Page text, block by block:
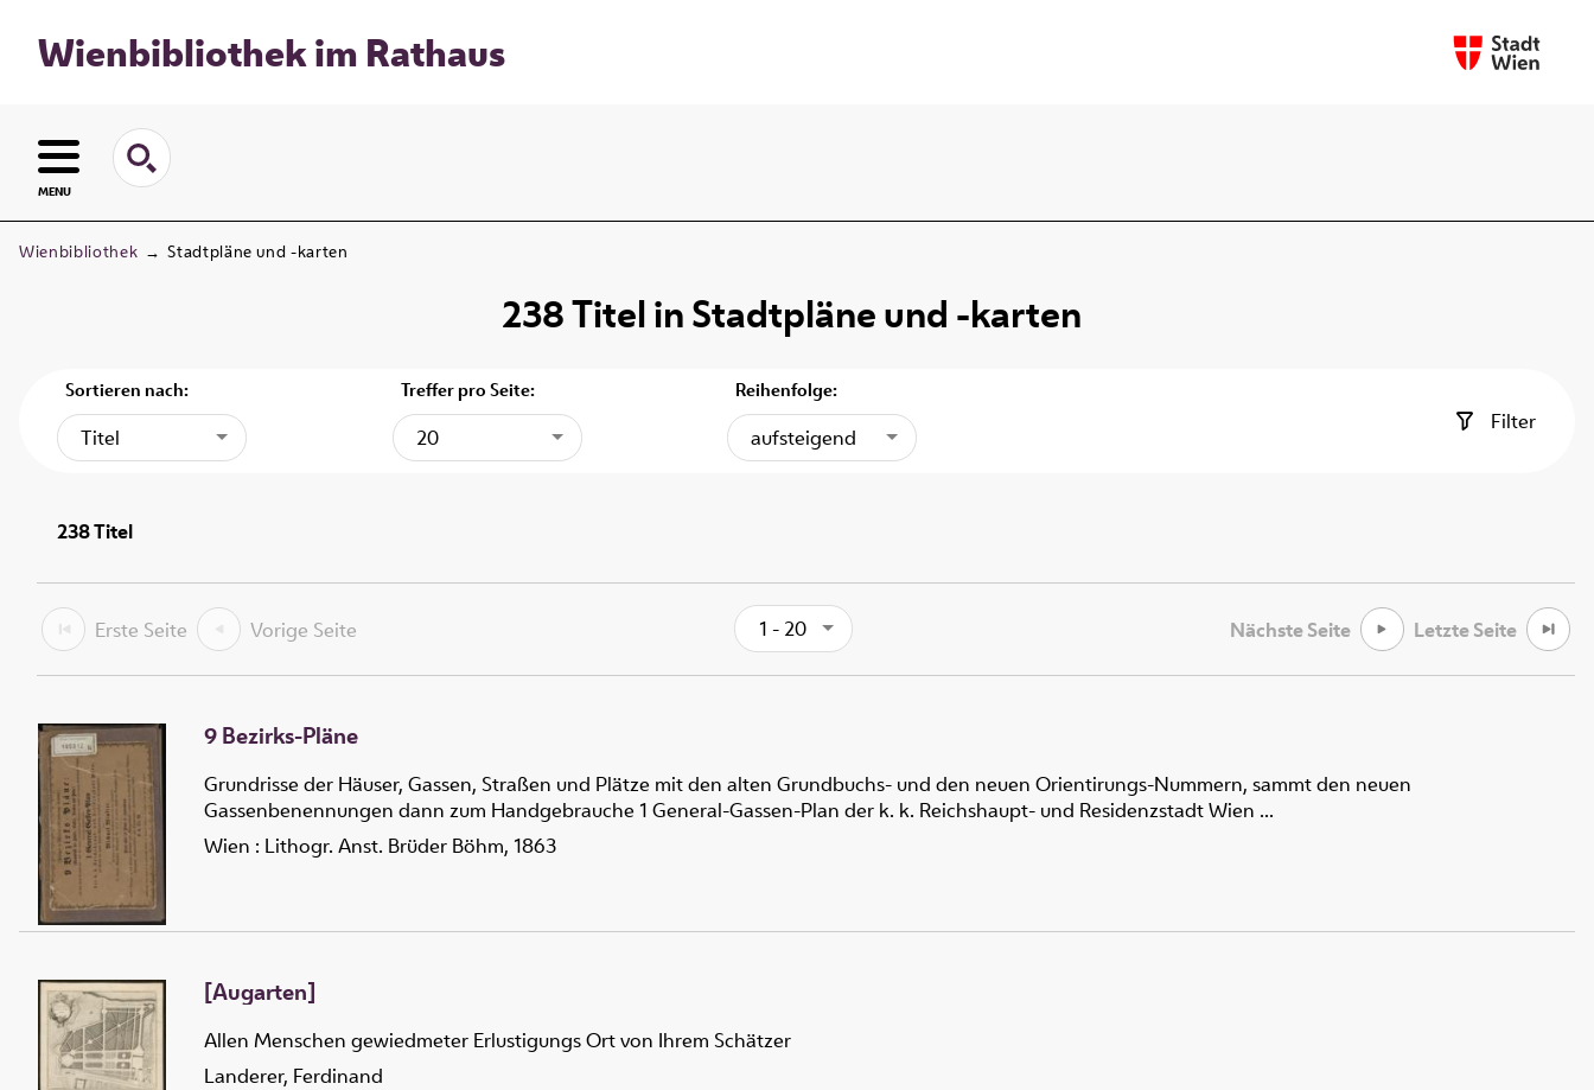
Wienbibliothek im Rathaus
MENU
Wienbibliothek → Stadtpläne und -karten
238TitelinStadtpläne und -karten
Sortieren nach:
Titel
Treffer pro Seite:
20
Reihenfolge:
aufsteigend
Filter
238Titel
Erste Seite Vorige Seite 1 - 20 Nächste Seite Letzte Seite
9 Bezirks-Pläne
Grundrisse der Häuser, Gassen, Straßen und Plätze mit den alten Grundbuchs- und den neuen Orientirungs-Nummern, sammt den neuen
Gassenbenennungen dann zum Handgebrauche 1 General-Gassen-Plan der k. k. Reichshaupt- und Residenzstadt Wien ...
Wien : Lithogr. Anst. Brüder Böhm, 1863
[Augarten]
Allen Menschen gewiedmeter Erlustigungs Ort von Ihrem Schätzer
Landerer, Ferdinand